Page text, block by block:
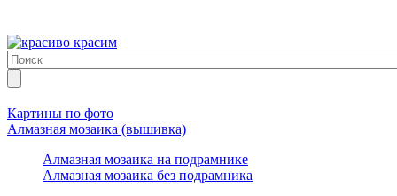
Картины по фото
Алмазная мозаика (вышивка)
Алмазная мозаика на подрамнике
Алмазная мозаика без подрамника